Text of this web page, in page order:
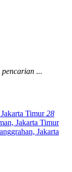
...
Timur28
Jakarta Timur
Jakarta